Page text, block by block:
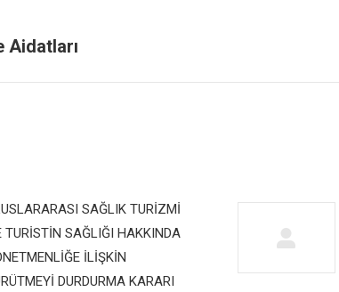
Aidatları
SAĞLIK TURİZMİ
TURİSTİN SAĞLIĞI HAKKINDA
İLİŞKİN
DURDURMA KARARI